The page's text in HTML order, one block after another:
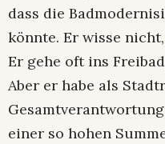
dass die
könnte. Er wisse
Er gehe oft ins
Aber er habe als
einer so hohen